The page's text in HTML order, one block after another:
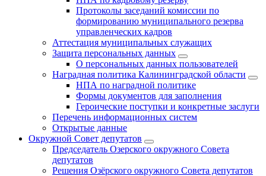
Протоколы заседаний комиссии по
формированию муниципального резерва
управленческих кадров
Аттестация муниципальных служащих
Защита персональных данных
О персональных данных пользователей
Наградная политика Калининградской области
НПА по наградной политике
Формы документов для заполнения
Героические поступки и конкретные заслуги
Перечень информационных систем
Открытые данные
Окружной Совет депутатов
Председатель Озерского окружного Совета
депутатов
Решения Озёрского окружного Совета депутатов